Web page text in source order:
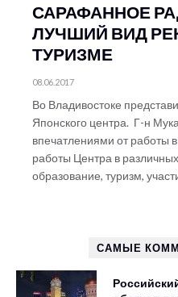
САРАФАННОЕ
ЛУЧШИЙ ВИД
ТУРИЗМЕ
08.06.2017
Во Владивостоке
Японского центра. Г-н
впечатлениями от работы
работы Центра в
образование, туризм,
САМЫЕ